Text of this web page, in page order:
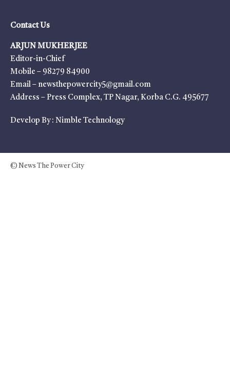
Contact Us
ARJUN MUKHERJEE
Editor-in-Chief
Mobile – 98279 84900
Email – newsthepowercity5@gmail.com
Address – Press Complex, TP Nagar, Korba C.G. 495677
Develop By : Nimble Technology
© News The Power City